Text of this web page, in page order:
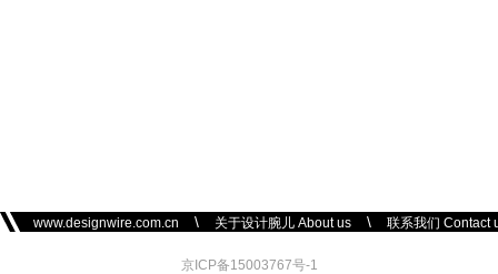
www.designwire.com.cn \ 关于设计腕儿 About us \ 联系我们 Contact
京ICP备15003767号-1